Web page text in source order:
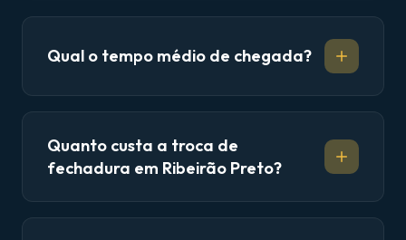
Qual o tempo médio de chegada?
Quanto custa a troca de
fechadura em Ribeirão Preto?